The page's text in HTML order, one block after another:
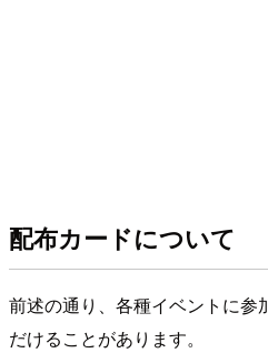
配布カードについて
前述の通り、各種イベントに参
だけることがあります。